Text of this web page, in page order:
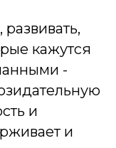
кажутся
-
и
и